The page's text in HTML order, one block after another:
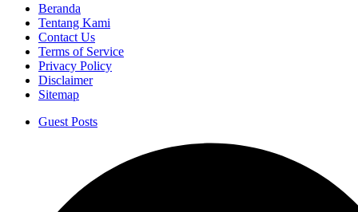
Beranda
Tentang Kami
Contact Us
Terms of Service
Privacy Policy
Disclaimer
Sitemap
Guest Posts